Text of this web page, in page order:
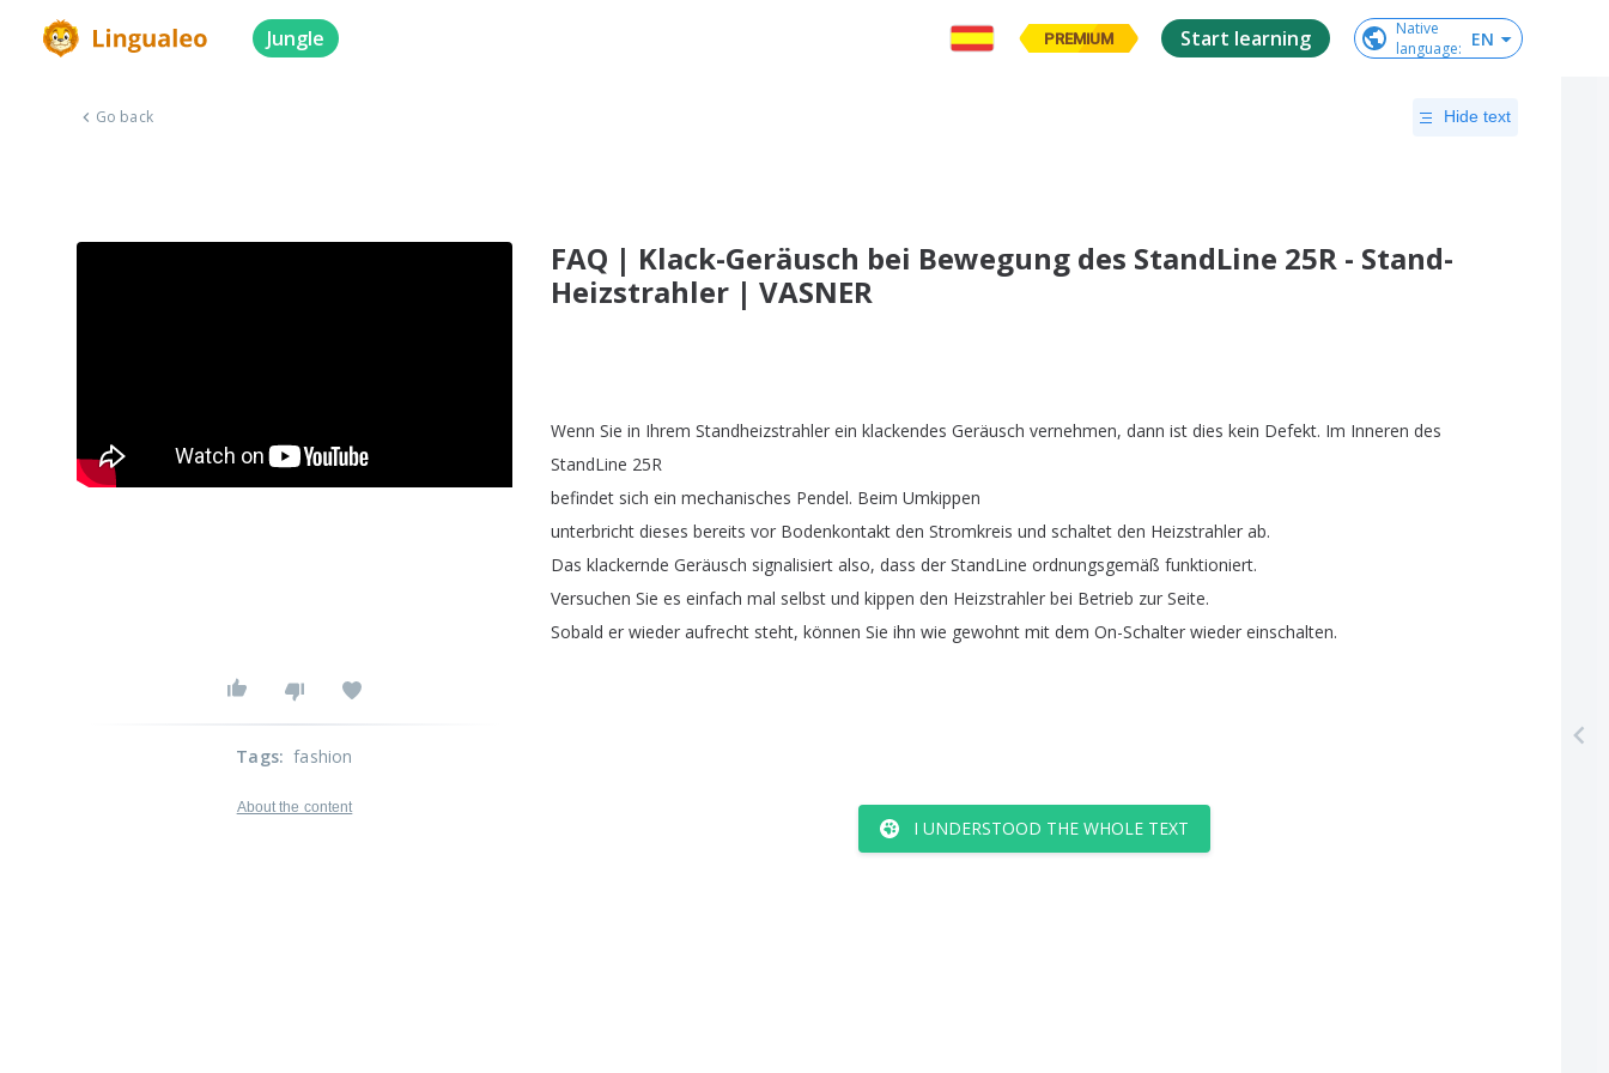
Jungle PREMIUM Start learning
Native
language: EN
Go back Hide text
FAQ | Klack-Geräusch bei Bewegung des StandLine 25R - Stand-
Heizstrahler | VASNER
Wenn Sie in Ihrem Standheizstrahler ein klackendes Geräusch vernehmen, dann ist dies kein Defekt. Im Inneren des
StandLine 25R
befindet sich ein mechanisches Pendel. Beim Umkippen
unterbricht dieses bereits vor Bodenkontakt den Stromkreis und schaltet den Heizstrahler ab.
Das klackernde Geräusch signalisiert also, dass der StandLine ordnungsgemäß funktioniert.
Versuchen Sie es einfach mal selbst und kippen den Heizstrahler bei Betrieb zur Seite.
Sobald er wieder aufrecht steht, können Sie ihn wie gewohnt mit dem On-Schalter wieder einschalten.
I UNDERSTOOD THE WHOLE TEXT
Tags: fashion
About the content